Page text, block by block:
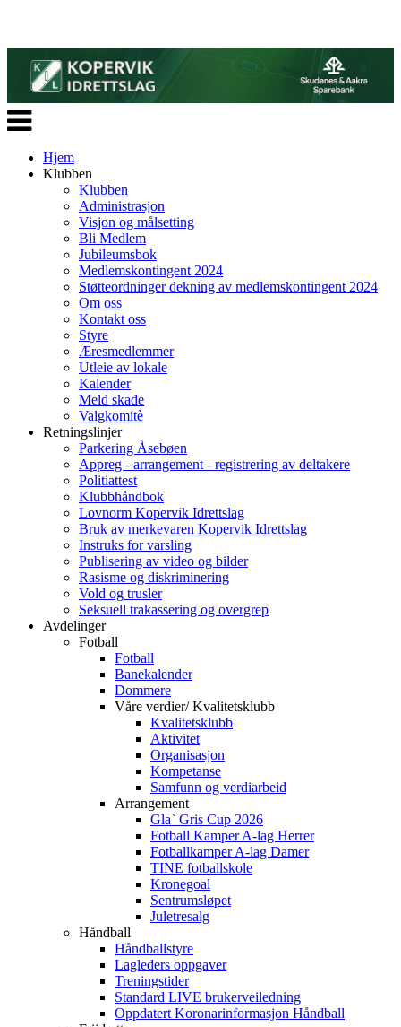
Veksle
navigasjon
Hjem
Klubben
Klubben
Administrasjon
Visjon og målsetting
Bli Medlem
Jubileumsbok
Medlemskontingent 2024
Støtteordninger dekning av medlemskontingent 2024
Om oss
Kontakt oss
Styre
Æresmedlemmer
Utleie av lokale
Kalender
Meld skade
Valgkomitè
Retningslinjer
Parkering Åsebøen
Appreg - arrangement - registrering av deltakere
Politiattest
Klubbhåndbok
Lovnorm Kopervik Idrettslag
Bruk av merkevaren Kopervik Idrettslag
Instruks for varsling
Publisering av video og bilder
Rasisme og diskriminering
Vold og trusler
Seksuell trakassering og overgrep
Avdelinger
Fotball
Fotball
Banekalender
Dommere
Våre verdier/ Kvalitetsklubb
Kvalitetsklubb
Aktivitet
Organisasjon
Kompetanse
Samfunn og verdiarbeid
Arrangement
Gla` Gris Cup 2026
Fotball Kamper A-lag Herrer
Fotballkamper A-lag Damer
TINE fotballskole
Kronegoal
Sentrumsløpet
Juletresalg
Håndball
Håndballstyre
Lagleders oppgaver
Treningstider
Standard LIVE brukerveiledning
Oppdatert Koronarinformasjon Håndball